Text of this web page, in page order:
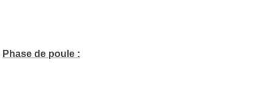
Phase de poule :